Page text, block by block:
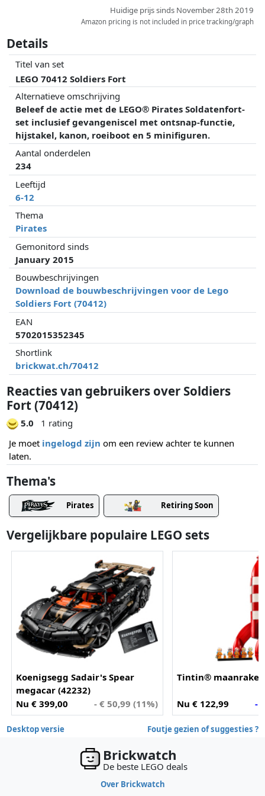
Huidige prijs sinds November 28th 2019
Amazon pricing is not included in price tracking/graph
Details
Titel van set
LEGO 70412 Soldiers Fort
Alternatieve omschrijving
Beleef de actie met de LEGO® Pirates Soldatenfort-
set inclusief gevangeniscel met ontsnap-functie,
hijstakel, kanon, roeiboot en 5 minifiguren.
Aantal onderdelen
234
Leeftijd
6-12
Thema
Pirates
Gemonitord sinds
January 2015
Bouwbeschrijvingen
Download de bouwbeschrijvingen voor de Lego
Soldiers Fort (70412)
EAN
5702015352345
Shortlink
brickwat.ch/70412
Reacties van gebruikers over Soldiers
Fort (70412)
5.0
1 rating
Je moet ingelogd zijn om een review achter te kunnen
laten.
Thema's
Pirates Retiring Soon
Vergelijkbare populaire LEGO sets
Koenigsegg Sadair's Spear
megacar (42232)
Nu € 399,00
- € 50,99 (11%)
Tintin® maanraket
Nu € 122,99 -
Desktop versie Foutje gezien of suggesties ?
Brickwatch
De beste LEGO deals
Over Brickwatch